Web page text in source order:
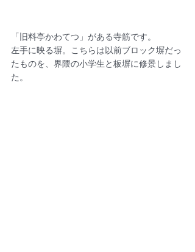
「旧料亭かわてつ」がある寺筋です。
左手に映る塀。こちらは以前ブロック塀だっ
たものを、界隈の小学生と板塀に修景しまし
た。